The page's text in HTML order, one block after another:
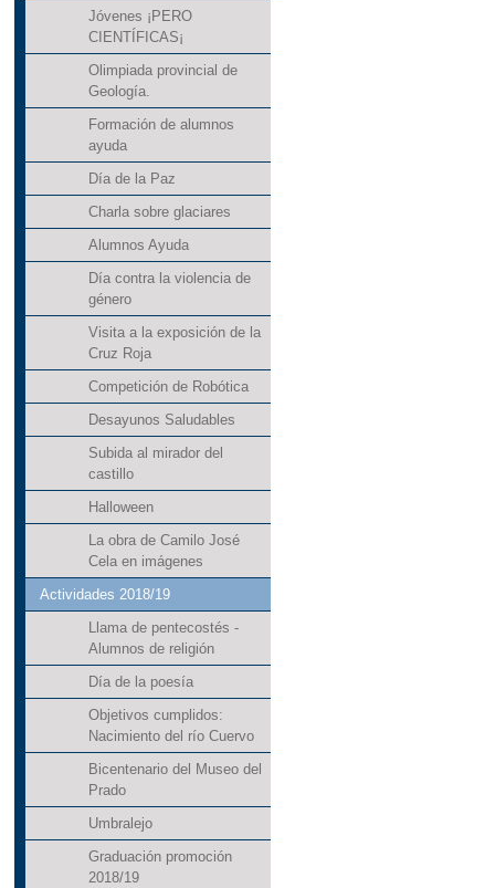
Jóvenes ¡PERO
CIENTÍFICAS¡
Olimpiada provincial de
Geología.
Formación de alumnos
ayuda
Día de la Paz
Charla sobre glaciares
Alumnos Ayuda
Día contra la violencia de
género
Visita a la exposición de la
Cruz Roja
Competición de Robótica
Desayunos Saludables
Subida al mirador del
castillo
Halloween
La obra de Camilo José
Cela en imágenes
Actividades 2018/19
Llama de pentecostés -
Alumnos de religión
Día de la poesía
Objetivos cumplidos:
Nacimiento del río Cuervo
Bicentenario del Museo del
Prado
Umbralejo
Graduación promoción
2018/19